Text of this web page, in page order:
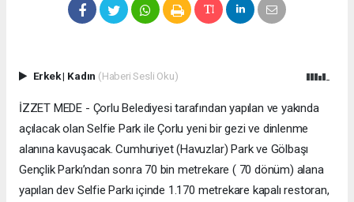
Erkek| Kadın (Haberi Sesli Oku)
İZZET MEDE - Çorlu Belediyesi tarafından yapılan ve yakında
açılacak olan Selfie Park ile Çorlu yeni bir gezi ve dinlenme
alanına kavuşacak. Cumhuriyet (Havuzlar) Park ve Gölbaşı
Gençlik Parkı’ndan sonra 70 bin metrekare ( 70 dönüm) alana
yapılan dev Selfie Parkı içinde 1.170 metrekare kapalı restoran,